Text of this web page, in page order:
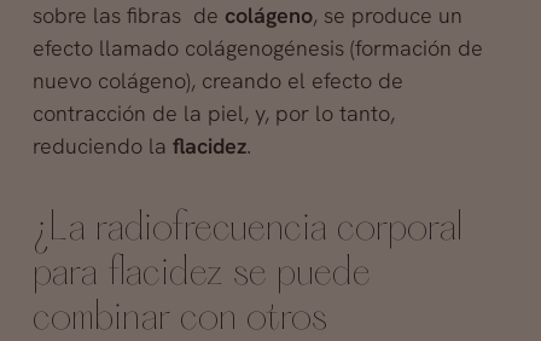
sobre las fibras de colágeno, se produce un
efecto llamado colágenogénesis (formación de
nuevo colágeno), creando el efecto de
contracción de la piel, y, por lo tanto,
reduciendo la flacidez.
¿La radiofrecuencia corporal
para flacidez se puede
combinar con otros